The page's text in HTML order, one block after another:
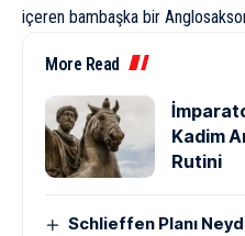
içeren bambaşka bir
More Read
Kadim
Rutini
Schlieffen Planı